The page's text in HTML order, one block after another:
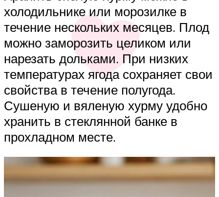
холодильнике или морозилке в
течение нескольких месяцев. Плод
можно заморозить целиком или
нарезать дольками. При низких
температурах ягода сохраняет свои
свойства в течение полугода.
Сушеную и вяленую хурму удобно
хранить в стеклянной банке в
прохладном месте.